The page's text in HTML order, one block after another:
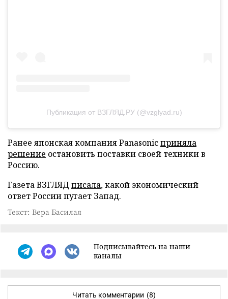
Публикация от ВЗГЛЯД.РУ (@vzglyad.ru)
Ранее японская компания Panasonicприняла
решение остановить поставки своей техники в
Россию.
Газета ВЗГЛЯД писала, какой экономический
ответ России пугает Запад.
Текст: Вера Басилая
Подписывайтесь на наши
каналы
Читать комментарии (8)